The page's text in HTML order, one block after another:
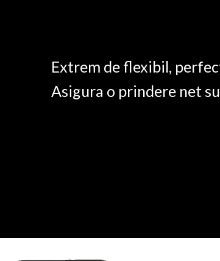
Extrem de flexibil,
Asigura o prindere net